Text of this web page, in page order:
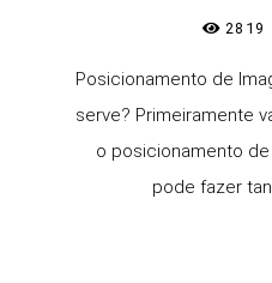
2819
Posicionamento de
serve? Primeiramente
o posicionamento
pode fazer